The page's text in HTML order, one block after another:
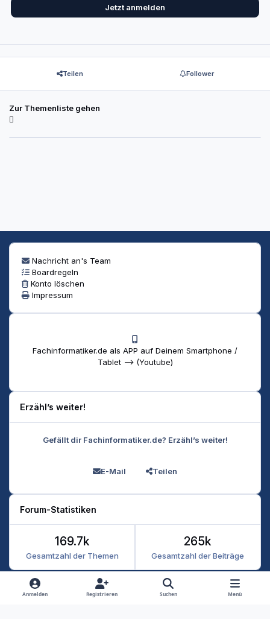
Jetzt anmelden
Teilen Follower
Zur Themenliste gehen
Nachricht an's Team
Boardregeln
Konto löschen
Impressum
Fachinformatiker.de als APP auf Deinem Smartphone /
Tablet --> (Youtube)
Erzähl’s weiter!
Gefällt dir Fachinformatiker.de? Erzähl’s weiter!
E-Mail Teilen
Forum-Statistiken
Gesamtzahl der Themen
169.7k
Gesamtzahl der Beiträge
265k
Heller Modus
Dunkler Modus
Systemeinstellung
Anmelden Registrieren Suchen Menü